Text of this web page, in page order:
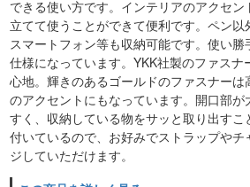
できる使い方です。インテリアのアクセ
立てて使うことができて便利です。ペン以
スマートフォン等も収納可能です。使い
仕様になっています。YKK社製のファスナ
心地。輝きのあるゴールドのファスナー
のアクセントにもなっています。開口部
すく、収納している物をサッと取り出す
付いているので、お好みでストラップや
ジしていただけます。